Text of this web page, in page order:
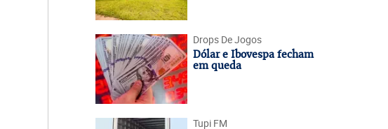
Drops De Jogos
Dólar e Ibovespa fecham
em queda
Tupi FM